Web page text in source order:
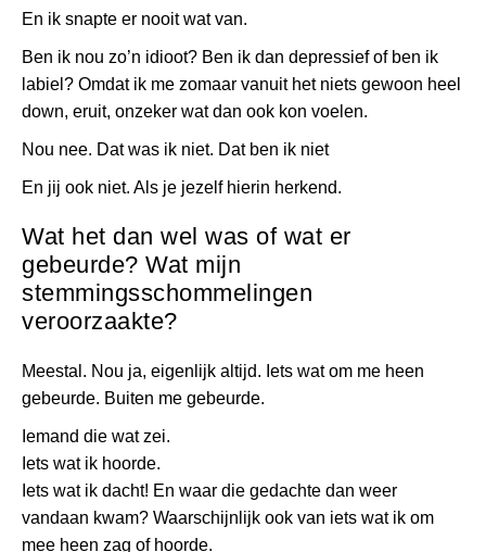
En ik snapte er nooit wat van.
Ben ik nou zo’n idioot? Ben ik dan depressief of ben ik
labiel? Omdat ik me zomaar vanuit het niets gewoon heel
down, eruit, onzeker wat dan ook kon voelen.
Nou nee. Dat was ik niet. Dat ben ik niet
En jij ook niet. Als je jezelf hierin herkend.
Wat het dan wel was of wat er
gebeurde? Wat mijn
stemmingsschommelingen
veroorzaakte?
Meestal. Nou ja, eigenlijk altijd. Iets wat om me heen
gebeurde. Buiten me gebeurde.
Iemand die wat zei.
Iets wat ik hoorde.
Iets wat ik dacht! En waar die gedachte dan weer
vandaan kwam? Waarschijnlijk ook van iets wat ik om
mee heen zag of hoorde.